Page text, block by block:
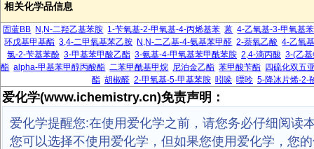
相关化学品信息
固蓝BB N,N-二羟乙基苯胺 1-苄氧基-2-甲氧基-4-丙烯基苯 蒽 4-乙氧基-3-甲氧基
环戊基甲基酯 3,4-二甲氧基苯乙胺 N,N-二乙基-4-氨基苯甲醛 2-萘氧乙酸 4-乙氧
氯-2-苄基苯酚 3-甲基苯甲酸乙酯 3-氨基-4-甲氧基苯甲酰苯胺 2,4-滴丙酸 3-(乙
酯 alpha-甲基苯甲醇丙酸酯 二苯甲酰基甲烷 尼泊金乙酯 苯甲酸苄酯 四硫化双五
酯 胡椒醛 2-甲氧基-5-甲基苯胺 吲哚 嘌呤 5-降冰片烯-2-
爱化学(www.ichemistry.cn)免责声明：
爱化学提醒您:在使用爱化学之前，请您务必仔细阅读
您可以选择不使用爱化学，但如果您使用爱化学，您